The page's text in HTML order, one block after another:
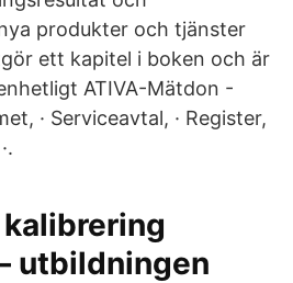
produkter och tjänster
ett kapitel i boken och är
ATIVA-Mätdon -
· Serviceavtal, · Register,
utbildningen